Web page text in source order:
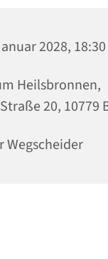
2028,
Heilsbronnen,
20, 10779
Wegscheider